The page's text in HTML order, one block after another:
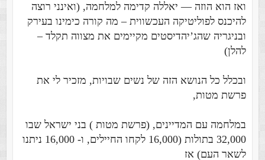
ואז הוא הוזה — יאללה קדימה למלחמה, (ואינני רוצה
להיכנס לפוליטיקה העכשווית – מה קורה כימינו בעירק
ובניגריה שהג’יהדיסטים מקיימים את מצווה תקלד –
להלן)
ובכלל כל הנושא הזה של נשים שבויות, מזכיר לי את
פרשת מטות,
במלחמה עם המדיינים, (פרשת מטות ) בני ישראל שבו
32,000 בתולות (16,000 לקחו החיילים, ו- 16,000 ניתנו
לשאר העם) אז